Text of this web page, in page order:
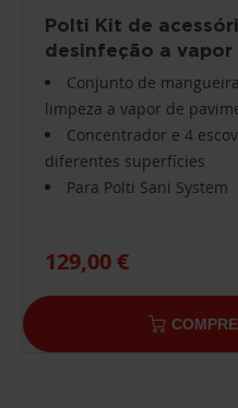
Polti Kit de
desinfeção a vapor
Conjunto de
limpeza a vapor de
Concentrador e 4
diferentes superfícies
Para Polti Sani System
129,00 €